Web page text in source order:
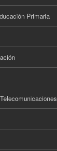
Primaria